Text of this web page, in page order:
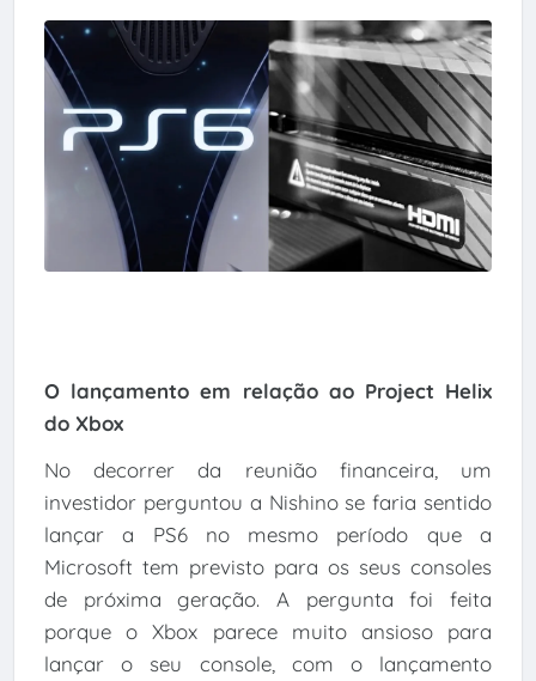
O lançamento em relação ao Project Helix
do Xbox
No decorrer da reunião financeira, um
investidor perguntou a Nishino se faria sentido
lançar a PS6 no mesmo período que a
Microsoft tem previsto para os seus consoles
de próxima geração. A pergunta foi feita
porque o Xbox parece muito ansioso para
lançar o seu console, com o lançamento